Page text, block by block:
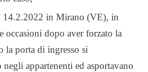
14.2.2022 in Mirano (VE), in
occasioni dopo aver forzato la
la porta di ingresso si
appartenenti ed asportavano